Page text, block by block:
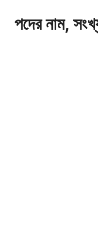
পদের নাম,